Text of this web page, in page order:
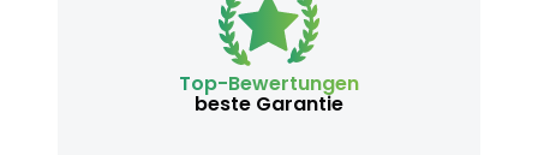
Top-Bewertungen
beste Garantie